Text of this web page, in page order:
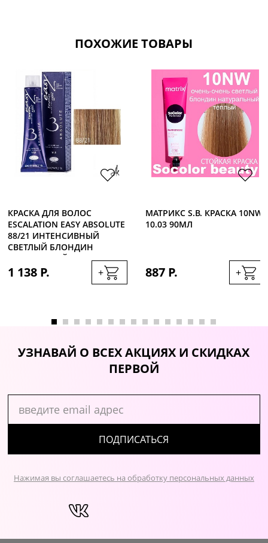
ПОХОЖИЕ ТОВАРЫ
КРАСКА ДЛЯ ВОЛОС
ESCALATION EASY ABSOLUTE
88/21 ИНТЕНСИВНЫЙ
СВЕТЛЫЙ БЛОНДИН
ПЛАТИНОВЫЙ, 60МЛ
1 138 Р. +
МАТРИКС S.B. КРАСКА 10NW
10.03 90МЛ
887 Р. +
УЗНАВАЙ О ВСЕХ АКЦИЯХ И СКИДКАХ
ПЕРВОЙ
ПОДПИСАТЬСЯ
Нажимая вы соглашаетесь на обработку персональных данных